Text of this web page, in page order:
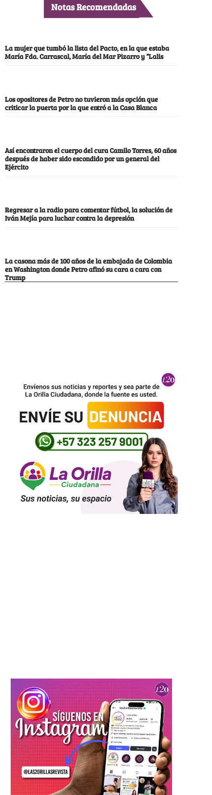
Notas Recomendadas
La mujer que tumbó la lista del Pacto, en la que estaba
María Fda. Carrascal, María del Mar Pizarro y “Lalis
Los opositores de Petro no tuvieron más opción que
criticar la puerta por la que entró a la Casa Blanca
Así encontraron el cuerpo del cura Camilo Torres, 60 años
después de haber sido escondido por un general del
Ejército
Regresar a la radio para comentar fútbol, la solución de
Iván Mejía para luchar contra la depresión
La casona más de 100 años de la embajada de Colombia
en Washington donde Petro afinó su cara a cara con
Trump